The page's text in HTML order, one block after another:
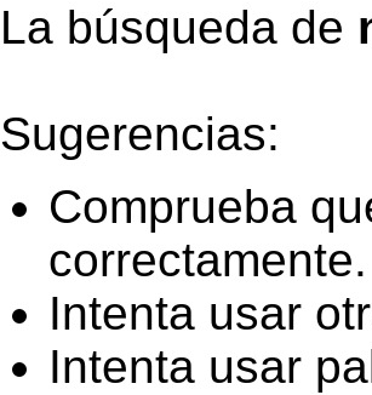
La búsqueda de
Sugerencias:
Comprueba
correctamente.
Intenta usar
Intenta usar